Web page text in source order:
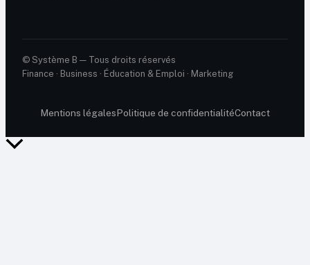
© Système B — Tous droits réservés
Finance · Business · Éducation & Emploi · Marketing
Mentions légalesPolitique de confidentialitéContact